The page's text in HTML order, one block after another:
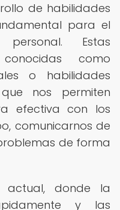
de habilidades
para el
Estas
como
o habilidades
nos permiten
efectiva con los
comunicarnos de
de forma
actual, donde la
y las